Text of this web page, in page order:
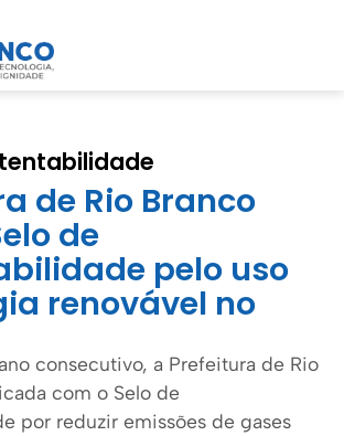
de Rio Branco
de
pelo uso
renovável no
consecutivo, a Prefeitura de Rio
com o Selo de
por reduzir emissões de gases